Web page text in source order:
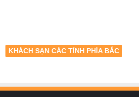
KHÁCH SẠN CÁC TỈNH PHÍA BẮC